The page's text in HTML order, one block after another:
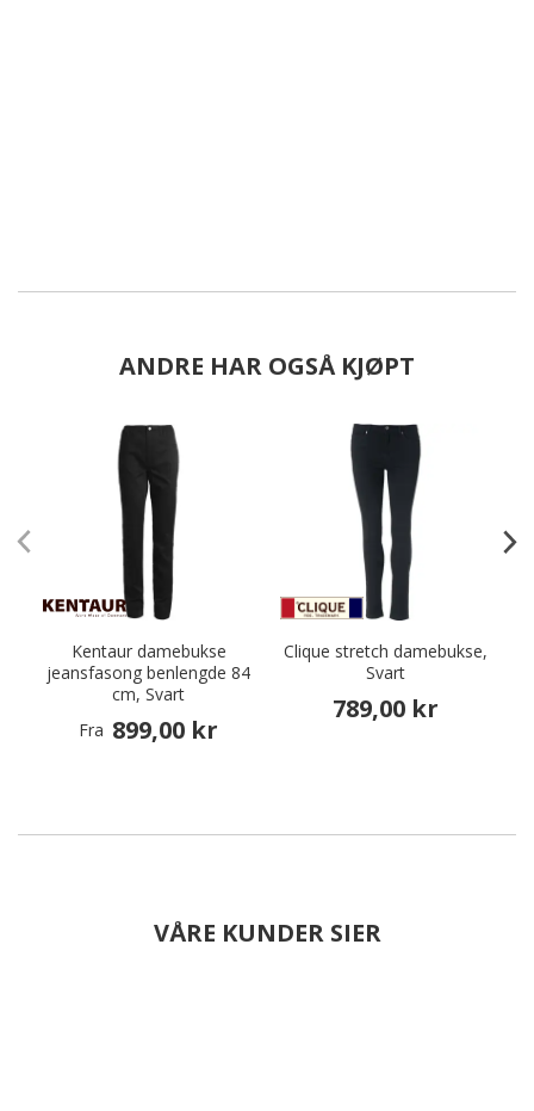
ANDRE HAR OGSÅ KJØPT
Kentaur damebukse
jeansfasong benlengde 84
cm, Svart
Fra 899,00 kr
Clique stretch damebukse,
Svart
789,00 kr
VÅRE KUNDER SIER